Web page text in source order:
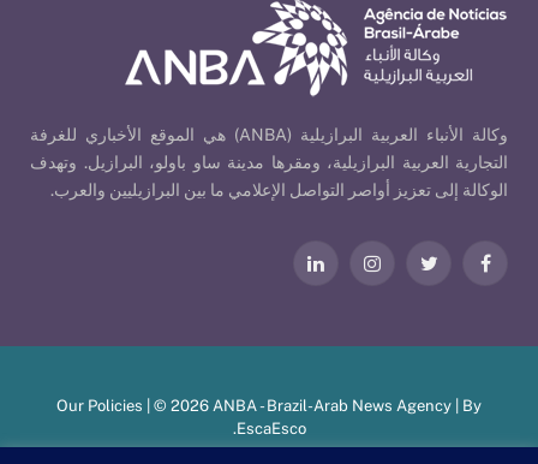
وكالة الأنباء العربية البرازيلية (ANBA) هي الموقع الأخباري للغرفة
التجارية العربية البرازيلية، ومقرها مدينة ساو باولو، البرازيل. وتهدف
الوكالة إلى تعزيز أواصر التواصل الإعلامي ما بين البرازيليين والعرب.
فيسبوكتويتر الانستغراملينكدإن
Our Policies | © 2026 ANBA - Brazil-Arab News Agency | By
EscaEsco
.